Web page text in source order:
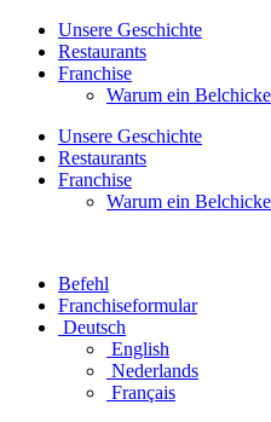
Unsere Geschichte
Restaurants
Franchise
Warum ein
Unsere Geschichte
Restaurants
Franchise
Warum ein
Befehl
Franchiseformular
Deutsch
English
Nederlands
Français